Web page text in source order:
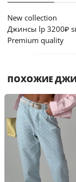
New collection
Джинсы lp 3200₽
Premium quality
ПОХОЖИЕ